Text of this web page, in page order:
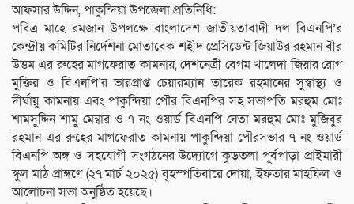
আফসার উদ্দিন, পাকুন্দিয়া উপজেলা প্রতিনিধি:
পবিত্র মাহে রমজান উপলক্ষে বাংলাদেশ জাতীয়তাবাদী দল বিএনপি’র
কেন্দ্রীয় কমিটির নির্দেশনা মোতাবেক শহীদ প্রেসিডেন্ট জিয়াউর রহমান বীর
উত্তম এর রুহের মাগফেরাত কামনায়, দেশনেত্রী বেগম খালেদা জিয়ার রোগ
মুক্তির ও বিএনপি’র ভারপ্রাপ্ত চেয়ারম্যান তারেক রহমানের সুস্বাস্থ্য ও
দীর্ঘায়ু কামনায় এবং পাকুন্দিয়া পৌর বিএনপির সহ সভাপতি মরহুম মোঃ
শামসুদ্দিন শামু মেম্বার ও ৭ নং ওয়ার্ড বিএনপি নেতা মরহুম মোঃ মুজিবুর
রহমান এর রুহের মাগফেরাত কামনায় পাকুন্দিয়া পৌরসভার ৭ নং ওয়ার্ড
বিএনপি অঙ্গ ও সহযোগী সংগঠনের উদ্যোগে কুড়তলা পূর্বপাড়া প্রাইমারী
স্কুল মাঠ প্রাঙ্গণে (২৭ মার্চ ২০২৫) বৃহস্পতিবারে দোয়া, ইফতার মাহফিল ও
আলোচনা সভা অনুষ্ঠিত হয়েছে।